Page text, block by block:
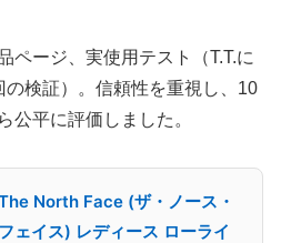
ページ、実使用テスト（T.T.に
の検証）。信頼性を重視し、10
公平に評価しました。
North Face (ザ・ノース・
フェイス) レディース ローライ